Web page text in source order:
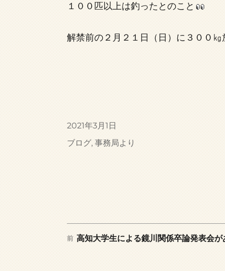
１００匹以上は釣ったとのこと
解禁前の２月２１日（日）に３００
投
稿
2021年3月1日
カ
ブログ, 事務局より
投
前 前
高知大学生による鏡川関係卒論発表会が